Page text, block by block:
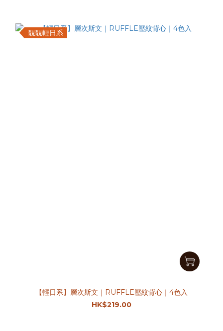
靚靚輕日系
【輕日系】層次斯文｜RUFFLE壓紋背心｜4色入
HK$219.00